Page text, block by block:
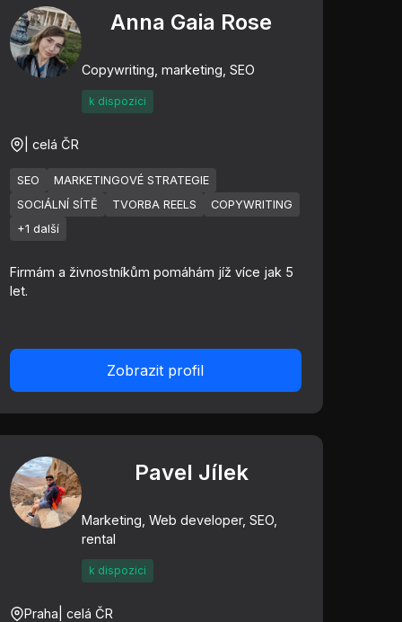
Anna Gaia Rose
Copywriting, marketing, SEO
k dispozici
| celá ČR
SEO
MARKETINGOVÉ STRATEGIE
SOCIÁLNÍ SÍTĚ
TVORBA REELS
COPYWRITING
+1 další
Firmám a živnostníkům pomáhám jíž více jak 5
let.
Zobrazit profil
Pavel Jílek
Marketing, Web developer, SEO,
rental
k dispozici
Praha | celá ČR